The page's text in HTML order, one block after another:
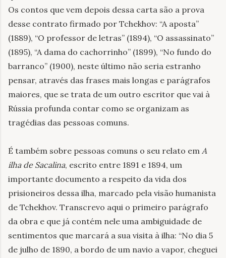
Os contos que vem depois dessa carta são a prova
desse contrato firmado por Tchekhov: “A aposta”
(1889), “O professor de letras” (1894), “O assassinato”
(1895), “A dama do cachorrinho” (1899), “No fundo do
barranco” (1900), neste último não seria estranho
pensar, através das frases mais longas e parágrafos
maiores, que se trata de um outro escritor que vai à
Rússia profunda contar como se organizam as
tragédias das pessoas comuns.
É também sobre pessoas comuns o seu relato em A
ilha de Sacalina, escrito entre 1891 e 1894, um
importante documento a respeito da vida dos
prisioneiros dessa ilha, marcado pela visão humanista
de Tchekhov. Transcrevo aqui o primeiro parágrafo
da obra e que já contém nele uma ambiguidade de
sentimentos que marcará a sua visita à ilha: “No dia 5
de julho de 1890, a bordo de um navio a vapor, cheguei